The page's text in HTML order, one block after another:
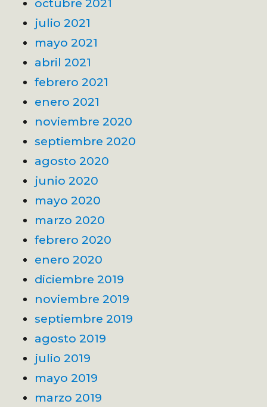
octubre 2021
julio 2021
mayo 2021
abril 2021
febrero 2021
enero 2021
noviembre 2020
septiembre 2020
agosto 2020
junio 2020
mayo 2020
marzo 2020
febrero 2020
enero 2020
diciembre 2019
noviembre 2019
septiembre 2019
agosto 2019
julio 2019
mayo 2019
marzo 2019